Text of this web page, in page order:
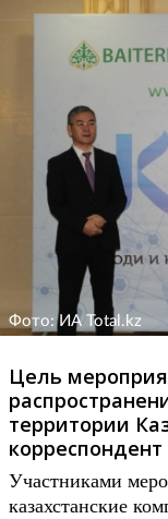
Фото: ИА Total.kz
Цель
территории
корреспондент
Участниками
казахстанские